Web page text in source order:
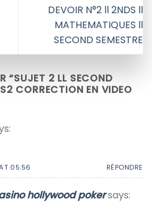
DEVOIR N°2 ll 2NDS ll
MATHEMATIQUES ll
SECOND SEMESTRE
“SUJET 2 LL SECOND
CORRECTION EN VIDEO
05:56 RÉPONDRE
hollywood pokersays: